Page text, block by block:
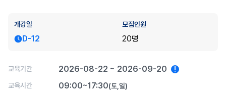
개강일
D-12
모집인원
20명
교육기간 2026-08-22 ~ 2026-09-20
!
교육시간
09:00~17:30(토,일)